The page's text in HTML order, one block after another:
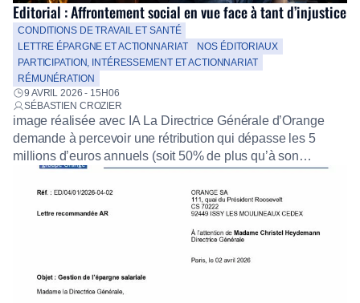
Editorial : Affrontement social en vue face à tant d’injustice
CONDITIONS DE TRAVAIL ET SANTÉ
LETTRE ÉPARGNE ET ACTIONNARIAT
NOS ÉDITORIAUX
PARTICIPATION, INTÉRESSEMENT ET ACTIONNARIAT
RÉMUNÉRATION
9 AVRIL 2026 - 15H06
SÉBASTIEN CROZIER
image réalisée avec IA La Directrice Générale d’Orange
demande à percevoir une rétribution qui dépasse les 5
millions d’euros annuels (soit 50% de plus qu’à son
arrivée), composée de bonus, de retraite chapeau et d’un
nombre croissant d’actions gratuites, sans oublier un
parachute doré au moment du départ. Parallèlement, le
volume annuel d’attributions d’actions gratuites au […]